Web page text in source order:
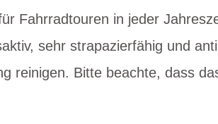
Fahrradtouren in jeder
sehr strapazierfähig und
reinigen. Bitte beachte, dass